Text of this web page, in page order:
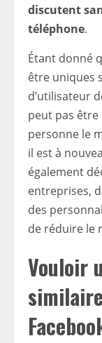
discutent
téléphone.
Étant donné
être uniques
d’utilisateur
peut pas être
personne le
il est à
également
entreprises,
des
de réduire le
Vouloir